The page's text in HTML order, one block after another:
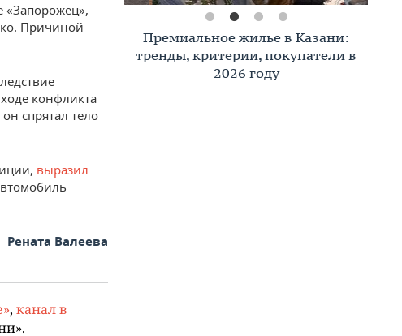
«Запорожец»,
Причиной
конфликта
спрятал тело
выразил
Рената Валеева
, канал в
Премиальное жилье в Казани:
тренды, критерии, покупатели в
2026 году